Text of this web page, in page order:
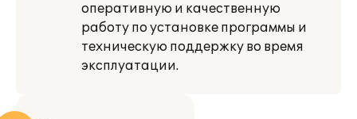
оперативную и качественную
работу по установке программы и
техническую поддержку во время
эксплуатации.